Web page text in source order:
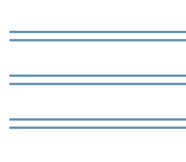
-
-
-